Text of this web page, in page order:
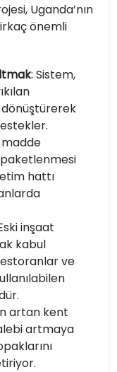
Uganda’nın
önemli
: Sistem,
dönüştürerek
madde
hattı
inşaat
kabul
ve
artan kent
artmaya